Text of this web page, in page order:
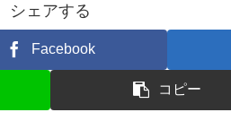
シェアする
Facebook
コピー